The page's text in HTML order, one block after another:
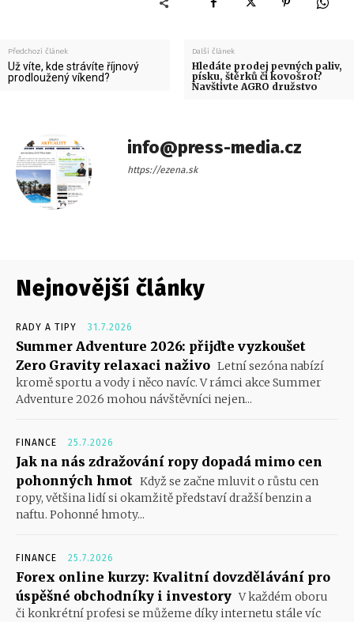
Předchozí článek
Už víte, kde strávíte říjnový
prodloužený víkend?
Další článek
Hledáte prodej pevných paliv,
písku, štěrků či kovošrot?
Navštivte AGRO družstvo
info@press-media.cz
https://ezena.sk
Nejnovější články
RADY A TIPY 31.7.2026
Summer Adventure 2026: přijďte vyzkoušet
Zero Gravity relaxaci naživo Letní sezóna nabízí
kromě sportu a vody i něco navíc. V rámci akce Summer
Adventure 2026 mohou návštěvníci nejen...
FINANCE 25.7.2026
Jak na nás zdražování ropy dopadá mimo cen
pohonných hmot Když se začne mluvit o růstu cen
ropy, většina lidí si okamžitě představí dražší benzin a
naftu. Pohonné hmoty...
FINANCE 25.7.2026
Forex online kurzy: Kvalitní dovzdělávání pro
úspěšné obchodníky i investory V každém oboru
či konkrétní profesi se můžeme díky internetu stále víc